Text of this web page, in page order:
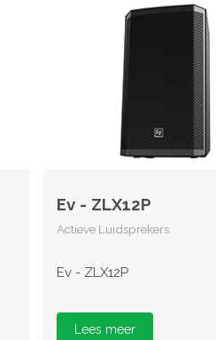
Ev - ZLX12P
Actieve Luidsprekers
Ev - ZLX12P
Lees meer